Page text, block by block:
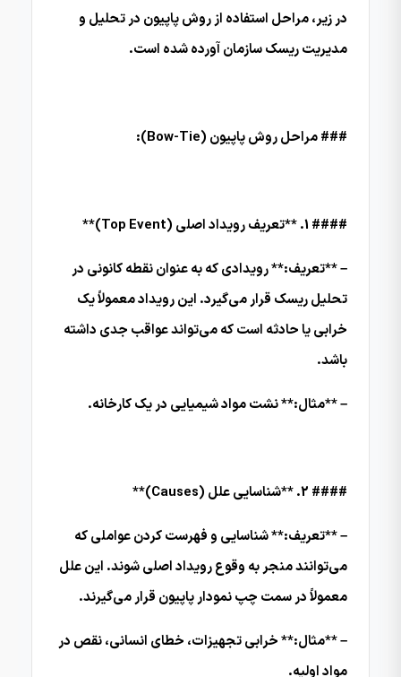
در زیر، مراحل استفاده از روش پاپیون در تحلیل و
مدیریت ریسک سازمان آورده شده است.
### مراحل روش پاپیون (Bow-Tie):
#### 1. **تعریف رویداد اصلی (Top Event)**
– **تعریف:** رویدادی که به عنوان نقطه کانونی در
تحلیل ریسک قرار می‌گیرد. این رویداد معمولاً یک
خرابی یا حادثه است که می‌تواند عواقب جدی داشته
باشد.
– **مثال:** نشت مواد شیمیایی در یک کارخانه.
#### 2. **شناسایی علل (Causes)**
– **تعریف:** شناسایی و فهرست کردن عواملی که
می‌توانند منجر به وقوع رویداد اصلی شوند. این علل
معمولاً در سمت چپ نمودار پاپیون قرار می‌گیرند.
– **مثال:** خرابی تجهیزات، خطای انسانی، نقص در
مواد اولیه.